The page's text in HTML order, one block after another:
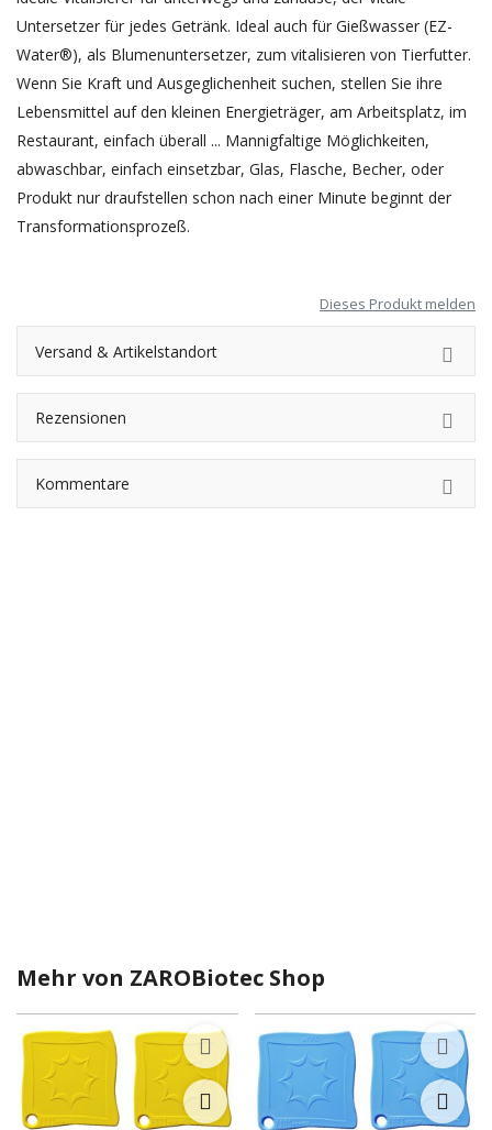
Untersetzer für jedes Getränk. Ideal auch für Gießwasser (EZ-
Water®), als Blumenuntersetzer, zum vitalisieren von Tierfutter.
Wenn Sie Kraft und Ausgeglichenheit suchen, stellen Sie ihre
Lebensmittel auf den kleinen Energieträger, am Arbeitsplatz, im
Restaurant, einfach überall ... Mannigfaltige Möglichkeiten,
abwaschbar, einfach einsetzbar, Glas, Flasche, Becher, oder
Produkt nur draufstellen schon nach einer Minute beginnt der
Transformationsprozeß.
Dieses Produkt melden
Versand & Artikelstandort
Rezensionen
Kommentare
Mehr von ZAROBiotec Shop